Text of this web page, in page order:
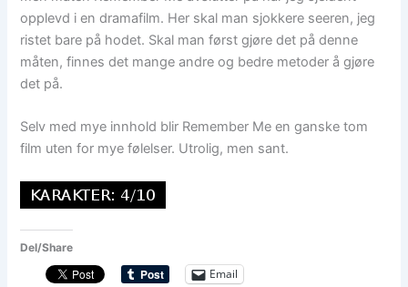
opplevd i en dramafilm. Her skal man sjokkere seeren, jeg
ristet bare på hodet. Skal man først gjøre det på denne
måten, finnes det mange andre og bedre metoder å gjøre
det på.
Selv med mye innhold blir Remember Me en ganske tom
film uten for mye følelser. Utrolig, men sant.
Del/Share
Email